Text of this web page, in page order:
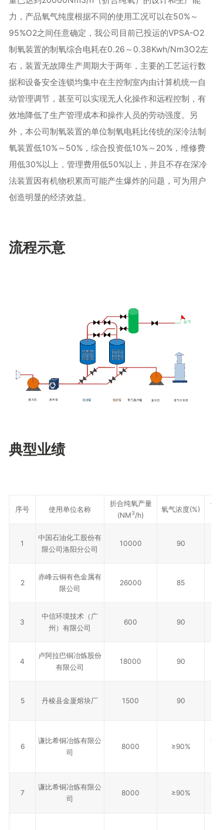
力，产品氧气纯度根据不同的使用工况可以在50%～
95%O2之间任意确定，我公司目前已投运的VPSA-O2
制氧装置的制氧综合电耗在0.26～0.38Kwh/Nm3O2左
右，装置无故障生产周期大于两年，主要的工艺运行数
据和设备安全连锁均集中在主控制室内由计算机统一自
动管理调节，甚至可以实现无人化操作和远程控制，有
效地降低了生产管理成本和操作人员的劳动强度。另
外，本公司制氧装置的单位制氧电耗比传统的深泠法制
氧装置低10%～50%，综合投资低10%～20%，维修费
用低30%以上，管理费用低50%以上，并且不存在深冷
法装置因有机物积累而可能产生爆炸的问题，可为用户
创造明显的经济效益。
流程示意
典型业绩
序号 使用单位名称
折合纯氧产量
(NM3/h)
氧气浓度(%)
使
1
中国石油化工股份有
限公司洛阳分公司
10000 90
2
赤峰云铜有色金属有
限公司
26000 85
3
中信环境技术（广
州）有限公司
600 90
4
卢阿拉巴铜冶炼股份
有限公司
18000 90
5 丹棱县金厦熔块厂 1500 90
6
谦比希铜冶炼有限公
司
8000 ≥90%
赞
7
谦比希铜冶炼有限公
司
8000 ≥90%
赞